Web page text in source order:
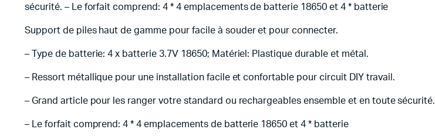
sécurité. – Le forfait comprend: 4 * 4 emplacements de batterie 18650 et 4 * batterie
Support de piles haut de gamme pour facile à souder et pour connecter.
– Type de batterie: 4 x batterie 3.7V 18650; Matériel: Plastique durable et métal.
– Ressort métallique pour une installation facile et confortable pour circuit DIY travail.
– Grand article pour les ranger votre standard ou rechargeables ensemble et en toute sécurité.
– Le forfait comprend: 4 * 4 emplacements de batterie 18650 et 4 * batterie